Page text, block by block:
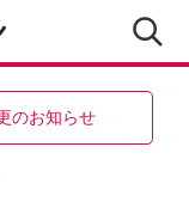
のお知らせ